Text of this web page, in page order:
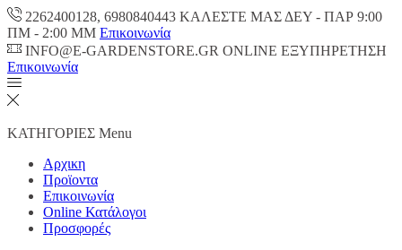
2262400128, 6980840443 ΚΑΛΕΣΤΕ ΜΑΣ ΔΕΥ - ΠΑΡ 9:00
ΠM - 2:00 ΜΜ Επικοινωνία
INFO@E-GARDENSTORE.GR ONLINE ΕΞΥΠΗΡΕΤΗΣH
Επικοινωνία
ΚΑΤΗΓΟΡΙΕΣ Menu
Αρχικη
Προϊοντα
Επικοινωνία
Online Κατάλογοι
Προσφορές